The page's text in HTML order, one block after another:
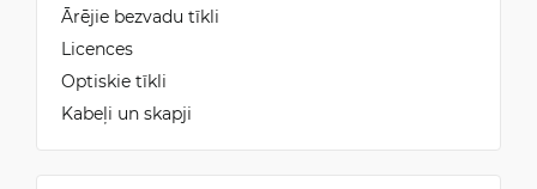
Ārējie bezvadu tīkli
Licences
Optiskie tīkli
Kabeļi un skapji